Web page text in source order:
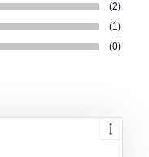
(2)
(1)
(0)